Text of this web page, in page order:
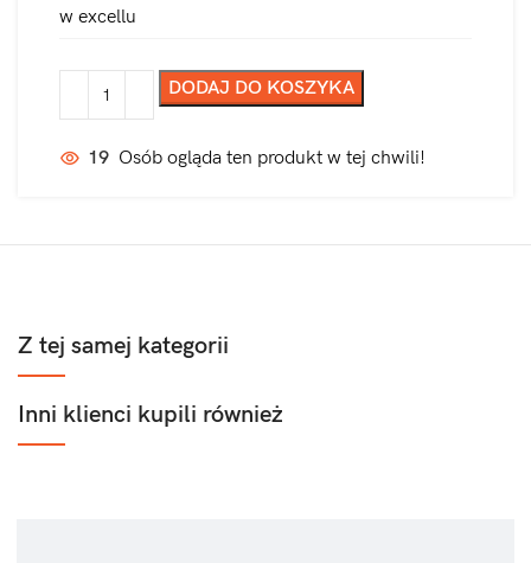
w excellu
DODAJ DO KOSZYKA
19 Osób ogląda ten produkt w tej chwili!
Z tej samej kategorii
Inni klienci kupili również